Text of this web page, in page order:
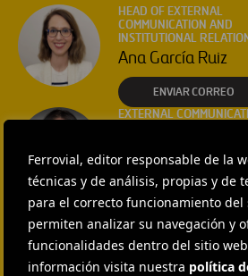
Ferrovial, editor responsable de la
técnicas y de análisis, propias y de
para el correcto funcionamiento del
permiten analizar su navegación y
funcionalidades dentro del sitio
información visita nuestra política
HEAD OF EXTERNAL
COMMUNICATION AND
INSTITUTIONAL
Ana García Ruiz
ENVIAR CORREO
EXTERNAL
ENVIAR CORREO
EXTERNAL
AND MEDIA RELATIONS
Fátima Gracia De
Vargas